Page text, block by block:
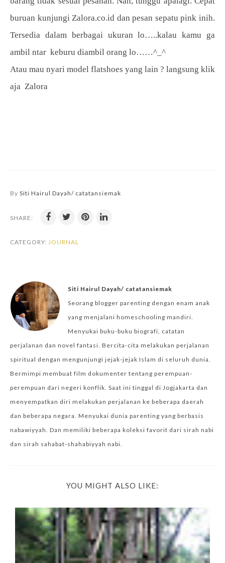
buruan kunjungi Zalora.co.id dan pesan sepatu pink inih.
Tersedia dalam berbagai ukuran lo…..kalau kamu ga
ambil ntar keburu diambil orang lo……^_^
Atau mau nyari model flatshoes yang lain ? langsung klik
aja Zalora
By Siti Hairul Dayah/ catatansiemak
SHARE:
CATEGORY: JOURNAL
Siti Hairul Dayah/ catatansiemak
Seorang blogger parenting dengan enam anak
yang menjalani homeschooling mandiri.
Menyukai buku-buku biografi, catatan
perjalanan dan novel fantasi. Bercita-cita melakukan perjalanan
spiritual dengan mengunjungi jejak-jejak Islam di seluruh dunia.
Bermimpi membuat film dokumenter tentang perempuan-
perempuan dari negeri konflik. Saat ini tinggal di Jogjakarta dan
menyempatkan diri melakukan perjalanan ke beberapa daerah
dan beberapa negara. Menyukai dunia parenting yang berbasis
nabawiyyah. Dan memiliki beberapa koleksi favorit dari sirah nabi
dan sirah sahabat-shahabiyyah nabi.
YOU MIGHT ALSO LIKE: